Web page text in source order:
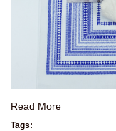
Read More
Tags: